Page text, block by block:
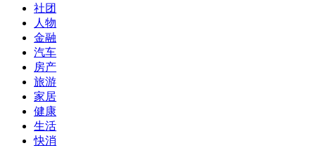
社团
人物
金融
汽车
房产
旅游
家居
健康
生活
快消